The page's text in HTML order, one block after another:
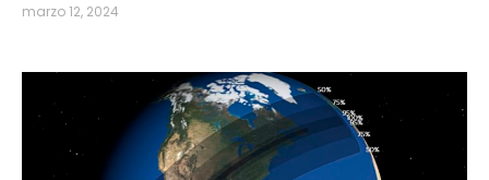
marzo 12, 2024